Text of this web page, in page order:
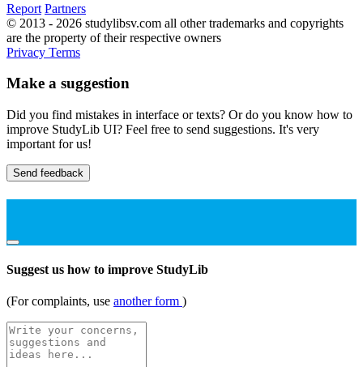
Report Partners
© 2013 - 2026 studylibsv.com all other trademarks and copyrights
are the property of their respective owners
Privacy Terms
Make a suggestion
Did you find mistakes in interface or texts? Or do you know how to
improve StudyLib UI? Feel free to send suggestions. It's very
important for us!
Send feedback
Suggest us how to improve StudyLib
(For complaints, use another form )